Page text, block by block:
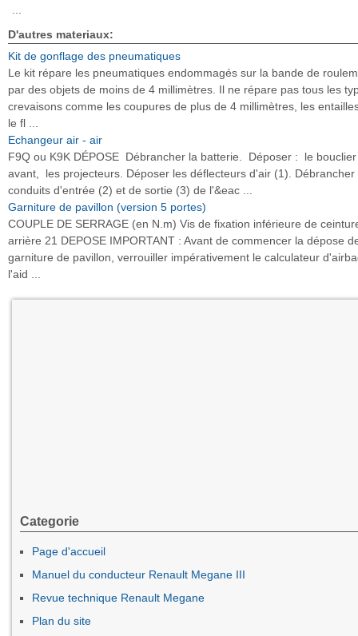
D'autres materiaux:
Kit de gonflage des pneumatiques
Le kit répare les pneumatiques endommagés sur la bande de
par des objets de moins de 4 millimètres. Il ne répare pas tous les
crevaisons comme les coupures de plus de 4 millimètres, les
le fl ...
Echangeur air - air
F9Q ou K9K DÉPOSE Débrancher la batterie. Déposer : le bouclier
avant, les projecteurs. Déposer les déflecteurs d'air (1). Débrancher
conduits d'entrée (2) et de sortie (3) de l'&eac ...
Garniture de pavillon (version 5 portes)
COUPLE DE SERRAGE (en N.m) Vis de fixation inférieure de
arrière 21 DEPOSE IMPORTANT : Avant de commencer la dépose
garniture de pavillon, verrouiller impérativement le calculateur
l'aid ...
Categorie
Page d'accueil
Manuel du conducteur Renault Megane III
Revue technique Renault Megane
Plan du site